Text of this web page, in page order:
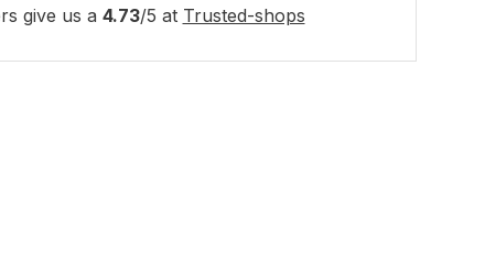
give us a 4.73/5 at Trusted-shops